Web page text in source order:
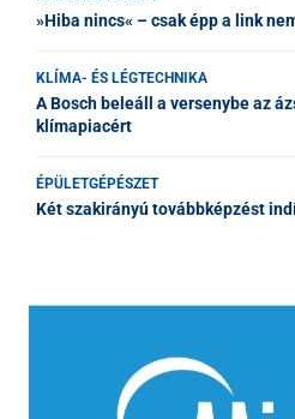
»Hiba nincs« – csak épp a link
KLÍMA- ÉS LÉGTECHNIKA
A Bosch beleáll a versenybe az
klímapiacért
ÉPÜLETGÉPÉSZET
Két szakirányú továbbképzést